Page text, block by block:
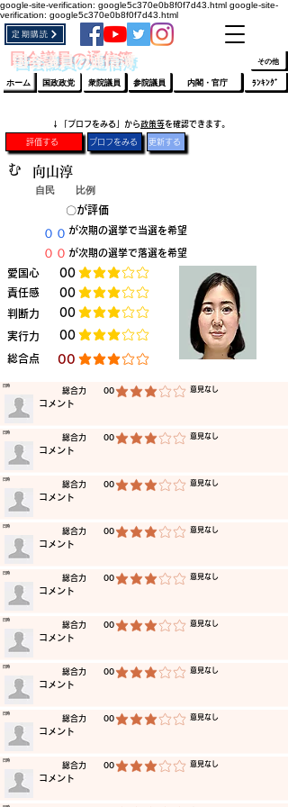
google-site-verification: google5c370e0b8f0f7d43.html google-site-
verification: google5c370e0b8f0f7d43.html
​国会議員の通信簿
定期購読
ホーム 国政政党 衆院議員 参院議員 ﾗﾝｷﾝｸﾞ
内閣・官庁
その他
​↓「プロフをみる」から政策等を確認できます。
評価する プロフをみる 更新する
む 向山淳
自民 比例
​〇​
​００
​００
​が評価
​愛国心 ​00
​が次期の選挙で当選を希望
​が次期の選挙で落選を希望
平均評価 3 /5
​責任感 ​00 平均評価 3 /5
​判断力 ​00 平均評価 3 /5
​実行力 ​00 平均評価 3 /5
​総合点 ​00 平均評価 3 /5
​総合力 00 平均評価 3 /5 ​意見なし
​日時
​コメント
​総合力 00 平均評価 3 /5 ​意見なし
​日時
​コメント
​総合力 00 平均評価 3 /5 ​意見なし
​日時
​コメント
​総合力 00 平均評価 3 /5 ​意見なし
​日時
​コメント
​総合力 00 平均評価 3 /5 ​意見なし
​日時
​コメント
​総合力 00 平均評価 3 /5 ​意見なし
​日時
​コメント
​総合力 00 平均評価 3 /5 ​意見なし
​日時
​コメント
​総合力 00 平均評価 3 /5 ​意見なし
​日時
​コメント
​総合力 00 平均評価 3 /5 ​意見なし
​日時
​コメント